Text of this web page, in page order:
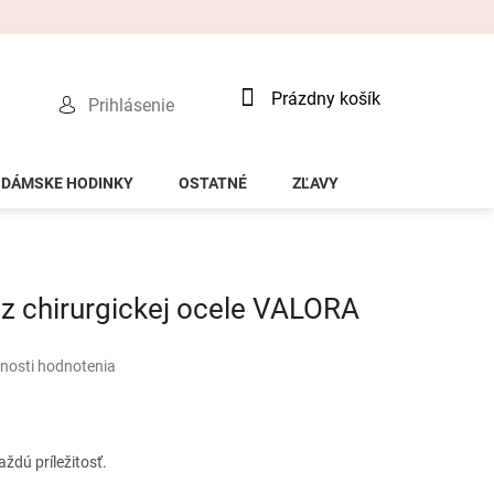
Prihlásenie
Nákupný
Prázdny košík
DÁMSKE HODINKY OSTATNÉ ZĽAVY
chirurgickej ocele VALORA
hodnotenia
príležitosť.